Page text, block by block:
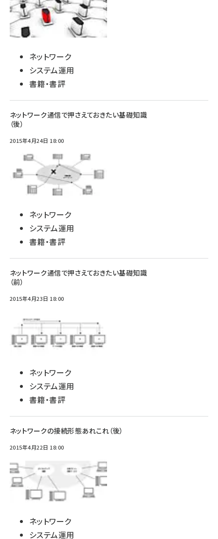
ネットワーク
システム運用
書籍・書評
ネットワーク通信で押さえておきたい基礎知識
（後）
2015年4月24日 18:00
ネットワーク
システム運用
書籍・書評
ネットワーク通信で押さえておきたい基礎知識
（前）
2015年4月23日 18:00
ネットワーク
システム運用
書籍・書評
ネットワークの接続形態あれこれ（後）
2015年4月22日 18:00
ネットワーク
システム運用